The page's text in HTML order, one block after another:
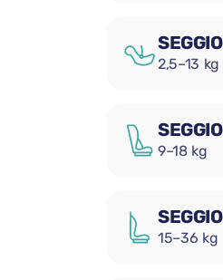
2,5–13 kg
9–18 kg
15–36 kg